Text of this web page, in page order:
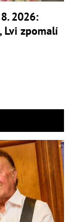
2026:
Lvi zpomalí